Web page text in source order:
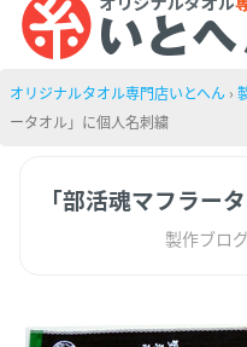
オリジナルタオル専門店いとへん ›
ータオル」に個人名刺繍
「部活魂マフラー
製作ブログ